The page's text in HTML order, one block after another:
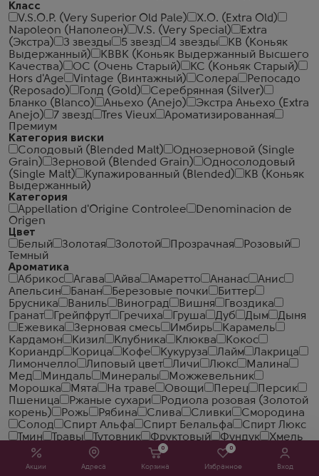
Акции Адреса
0
Корзина
0
Избранное Вход
Класс
V.S.O.P. (Very Superior Old Pale)
X.O. (Extra Old)
Napoleon (Наполеон)
V.S. (Very Special)
Extra
(Экстра)
3 звезды 5 звезд 4 звезды
КВ (Коньяк
Выдержанный)
КВВК (Коньяк Выдержанный Высшего
Качества)
ОС (Очень Старый)
КС (Коньяк Старый)
Hors d'Age
Vintage (Винтажный) Солера
Репосадо
(Reposado)
Голд (Gold)
Серебрянная (Silver)
Бланко (Blanco)
Аньехо (Anejo)
Экстра Аньехо (Extra
Anejo)
7 звезд Tres Vieux
Ароматизированная
Премиум
Категория виски
Солодовый (Blended Malt)
Однозерновой (Single
Grain)
Зерновой (Blended Grain)
Односолодовый
(Single Malt)
Купажированный (Blended)
КВ (Коньяк
Выдержанный)
Категория
Appellation d'Origine Controlee
Denominacion de
Origen
Цвет
Белый
Золотая Золотой Прозрачная
Розовый
Темный
Ароматика
Абрикос
Агава Айва Амаретто Ананас
Анис
Апельсин
Банан Березовые почки
Биттер
Брусника
Ваниль Виноград Вишня
Гвоздика
Гранат
Грейпфрут Гречиха Груша Дуб Дым
Дыня
Ежевика
Зерновая смесь Имбирь
Карамель
Кардамон
Кизил Клубника Клюква
Кокос
Кориандр
Корица Кофе Кукуруза Лайм
Лакрица
Лимончелло
Липовый цвет Личи Люкс
Малина
Мед
Миндаль Минералы
Можжевельник
Морошка
Мята На траве Овощи Перец
Персик
Пшеница
Ржаные сухари
Родиола розовая (Золотой
корень)
Рожь Рябина Слива Сливки
Смородина
Солод
Спирт Альфа Спирт Белальфа
Спирт Люкс
Тмин
Травы Тутовник Фруктовый Фундук
Хмель
Хрен
Цветки бузины Цветы Чай
Чеcнок
Черемша
Черный перец Чеснок Шоколад
Юзу